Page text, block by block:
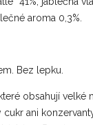
aroma 0,3%.
Bez lepku.
obsahují velké
ani